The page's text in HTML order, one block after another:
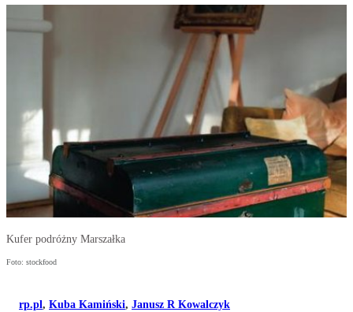
Kufer podróżny Marszałka
Foto: stockfood
rp.pl, Kuba Kamiński, Janusz R Kowalczyk